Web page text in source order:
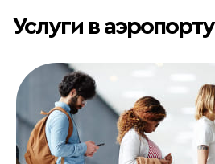
Услуги в аэропорту